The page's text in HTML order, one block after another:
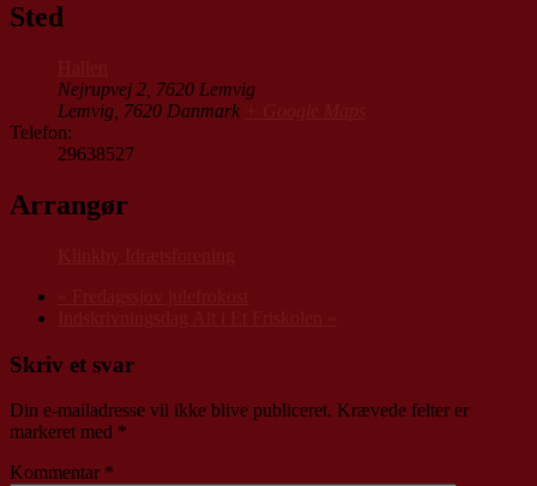
Sted
Nejrupvej 2, 7620 Lemvig
Lemvig 7620 Danmark
Telefon:
29638527
Arrangør
Skriv et svar
Din e-mailadresse vil ikke blive publiceret. Krævede felter er
markeret med *
Kommentar *